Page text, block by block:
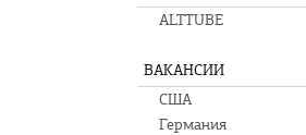
ALTTUBE
ВАКАНСИИ
США
Германия